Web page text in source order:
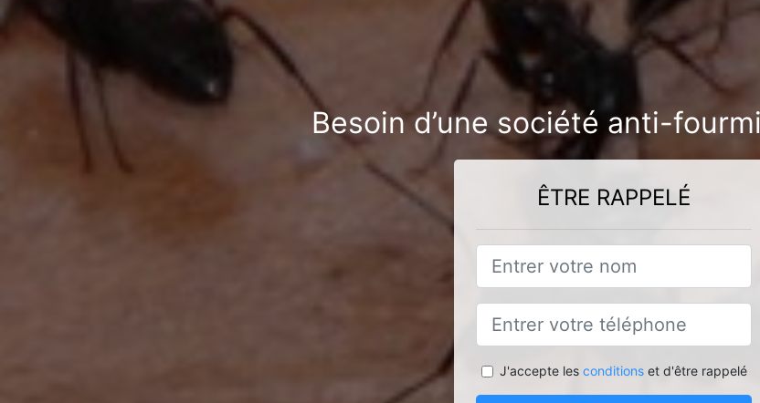
Besoin d’une société anti-
ÊTRE RAPPELÉ
J'accepte les conditionset d'être rappelé